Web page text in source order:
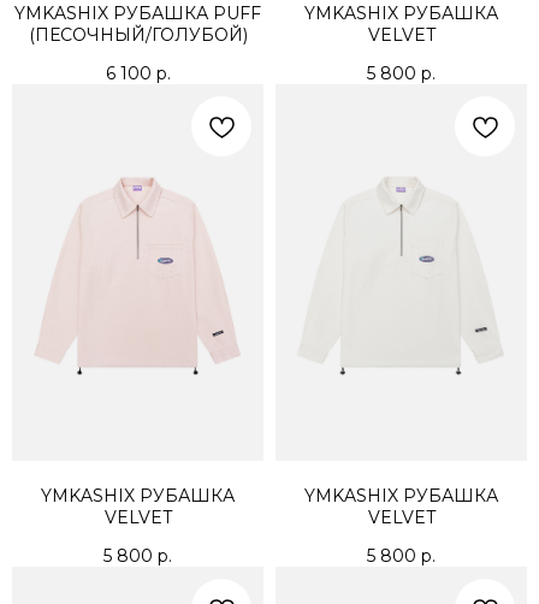
YMKASHIX РУБАШКА PUFF
(ПЕСОЧНЫЙ/ГОЛУБОЙ)
6 100 р.
YMKASHIX РУБАШКА
VELVET
5 800 р.
YMKASHIX РУБАШКА
VELVET
5 800 р.
YMKASHIX РУБАШКА
VELVET
5 800 р.